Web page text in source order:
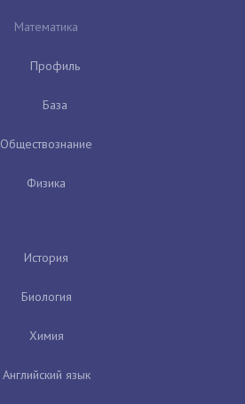
Математика
Профиль
База
Обществознание
Физика
История
Биология
Химия
Английский язык